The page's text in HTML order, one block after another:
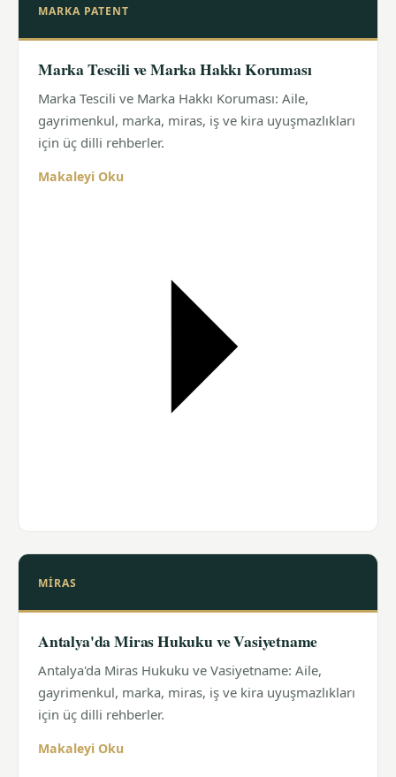
MARKA PATENT
Marka Tescili ve Marka Hakkı Koruması
Marka Tescili ve Marka Hakkı Koruması: Aile,
gayrimenkul, marka, miras, iş ve kira uyuşmazlıkları
için üç dilli rehberler.
Makaleyi Oku
MIRAS
Antalya'da Miras Hukuku ve Vasiyetname
Antalya'da Miras Hukuku ve Vasiyetname: Aile,
gayrimenkul, marka, miras, iş ve kira uyuşmazlıkları
için üç dilli rehberler.
Makaleyi Oku